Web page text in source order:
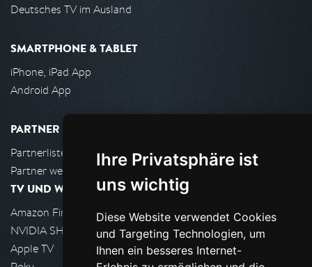
Ihre Privatsphäre ist
uns wichtig
Diese Website verwendet Cookies
und Targeting Technologien, um
Ihnen ein besseres Internet-
Deutsches TV im Ausland
SMARTPHONE & TABLET
iPhone, iPad App
Android App
PARTNER
Partnerliste
Partner werden
TV UND WOHNZIMMER
Amazon FireTV
NVIDIA SHIELD, Google TV
Apple TV